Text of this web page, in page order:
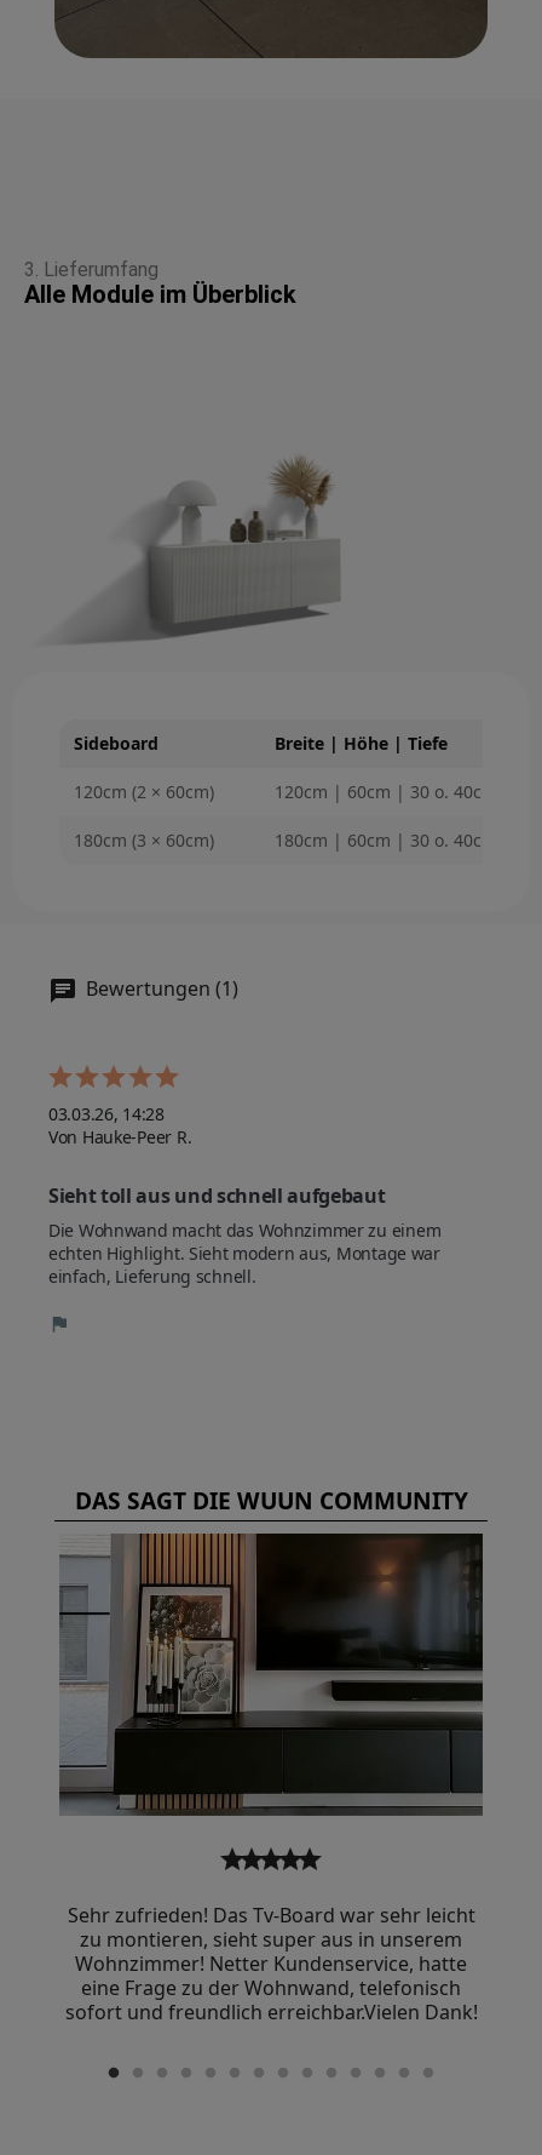
3. Lieferumfang
Alle Module im Überblick
Sideboard Breite | Höhe | Tiefe
120cm (2 × 60cm) 120cm | 60cm | 30 o. 40cm
180cm (3 × 60cm) 180cm | 60cm | 30 o. 40cm
Bewertungen (1)
03.03.26, 14:28
Von Hauke-Peer R.
Sieht toll aus und schnell aufgebaut
Die Wohnwand macht das Wohnzimmer zu einem
echten Highlight. Sieht modern aus, Montage war
einfach, Lieferung schnell.
DAS SAGT DIE WUUN COMMUNITY
starstarstarstarstar
Sehr zufrieden! Das Tv-Board war sehr leicht
zu montieren, sieht super aus in unserem
Wohnzimmer! Netter Kundenservice, hatte
eine Frage zu der Wohnwand, telefonisch
sofort und freundlich erreichbar.Vielen Dank!